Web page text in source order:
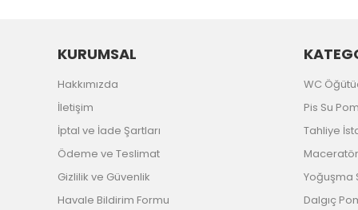
KURUMSAL
Hakkımızda
İletişim
İptal ve İade Şartları
Ödeme ve Teslimat
Gizlilik ve Güvenlik
Havale Bildirim Formu
WC
Pis Su
Tahliye
Yoğuşma
Dalgıç